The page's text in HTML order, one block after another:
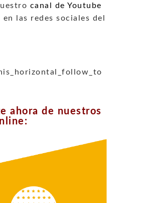
canal de Youtube
en las redes sociales del
ahora de nuestros